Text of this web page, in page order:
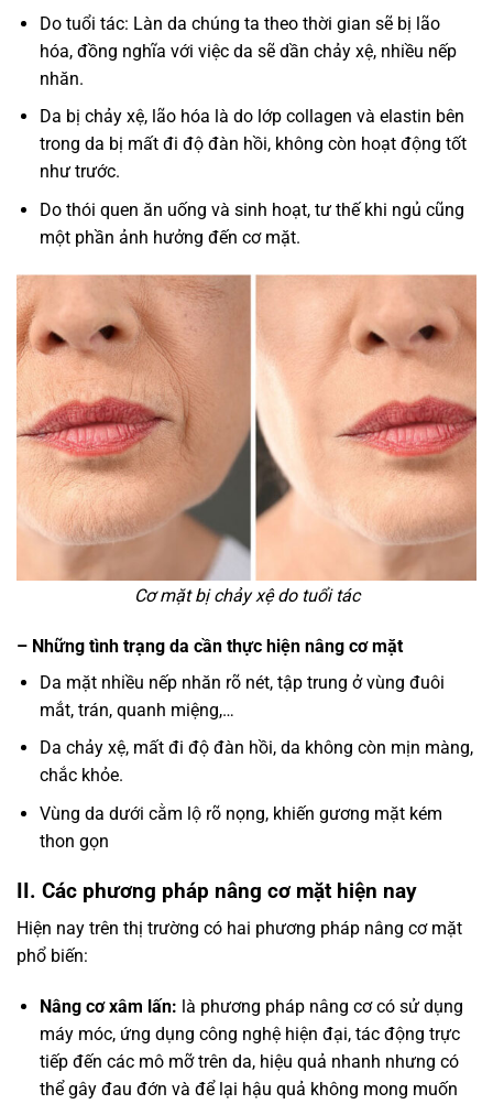
Do tuổi tác: Làn da chúng ta theo thời gian sẽ bị lão
hóa, đồng nghĩa với việc da sẽ dần chảy xệ, nhiều nếp
nhăn.
Da bị chảy xệ, lão hóa là do lớp collagen và elastin bên
trong da bị mất đi độ đàn hồi, không còn hoạt động tốt
như trước.
Do thói quen ăn uống và sinh hoạt, tư thế khi ngủ cũng
một phần ảnh hưởng đến cơ mặt.
Cơ mặt bị chảy xệ do tuổi tác
– Những tình trạng da cần thực hiện nâng cơ mặt
Da mặt nhiều nếp nhăn rõ nét, tập trung ở vùng đuôi
mắt, trán, quanh miệng,…
Da chảy xệ, mất đi độ đàn hồi, da không còn mịn màng,
chắc khỏe.
Vùng da dưới cằm lộ rõ nọng, khiến gương mặt kém
thon gọn
II. Các phương pháp nâng cơ mặt hiện nay
Hiện nay trên thị trường có hai phương pháp nâng cơ mặt
phổ biến:
Nâng cơ xâm lấn: là phương pháp nâng cơ có sử dụng
máy móc, ứng dụng công nghệ hiện đại, tác động trực
tiếp đến các mô mỡ trên da, hiệu quả nhanh nhưng có
thể gây đau đớn và để lại hậu quả không mong muốn